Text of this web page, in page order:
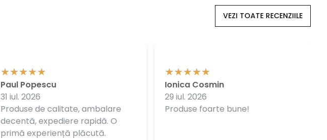
VEZI TOATE RECENZIILE
Produse de calitate, ambalare
decentă, expediere rapidă. O
primă experiență plăcută.
Paul Popescu
31 iul. 2026
Produse foarte bune!
Ionica Cosmin
29 iul. 2026